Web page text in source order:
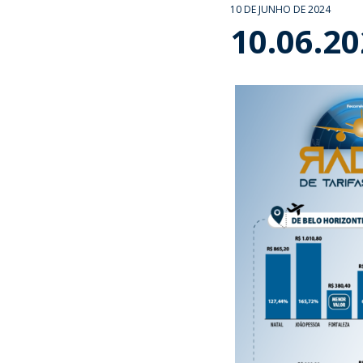
10 DE JUNHO DE 2024